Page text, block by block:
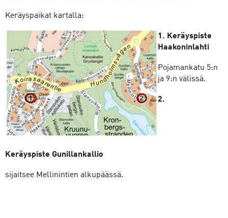
Keräyspaikat kartalla:
1. Keräyspiste
Haakoninlahti
Pojamankatu 5:n
ja 9:n välissä.
2.
Keräyspiste Gunillankallio
sijaitsee Mellinintien alkupäässä.